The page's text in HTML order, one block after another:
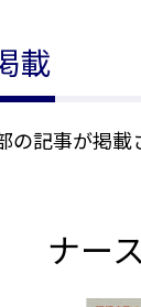
載
の記事が掲
ナー